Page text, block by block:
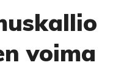
voima